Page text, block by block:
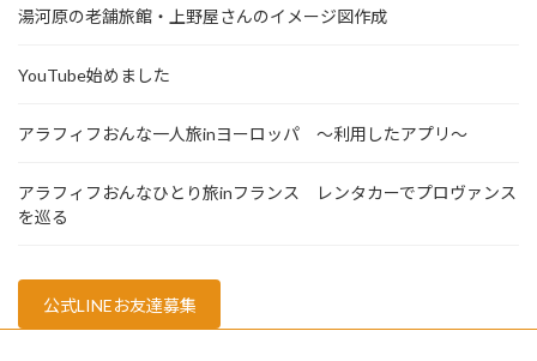
ー
ジ
湯河原の老舗旅館・上野屋さんのイメージ図作成
YouTube始めました
アラフィフおんな一人旅inヨーロッパ ～利用したアプリ～
アラフィフおんなひとり旅inフランス レンタカーでプロヴァンス
を巡る
公式LINEお友達募集